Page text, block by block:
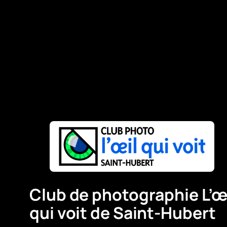
Club de photographie
qui voit de Saint-Hubert